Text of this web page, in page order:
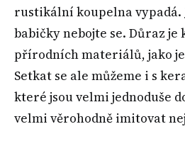
rustikální koupelna vypadá.
babičky nebojte se. Důraz
přírodních materiálů, jako
Setkat se ale můžeme i s
které jsou velmi jednoduše
velmi věrohodně imitovat